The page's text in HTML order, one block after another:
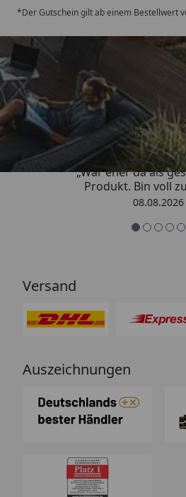
*Der Gutschein gilt ab einem Bestellwert
Trusted
4,85/ 5
„War eher da als
Produkt. Bin voll
08.08.2026
Versand
Auszeichnungen